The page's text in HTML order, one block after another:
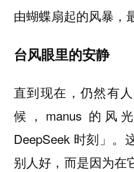
由蝴蝶扇起的风暴，
台风眼里的安静
直到现在，仍然有
候，manus 的风
DeepSeek 时刻」。
别人好，而是因为在